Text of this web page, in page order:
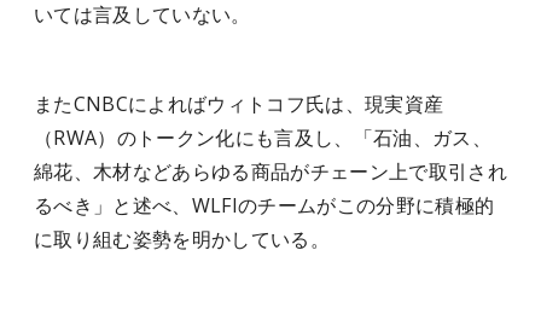
いては言及していない。
またCNBCによればウィトコフ氏は、現実資産
（RWA）のトークン化にも言及し、「石油、ガス、
綿花、木材などあらゆる商品がチェーン上で取引され
るべき」と述べ、WLFIのチームがこの分野に積極的
に取り組む姿勢を明かしている。